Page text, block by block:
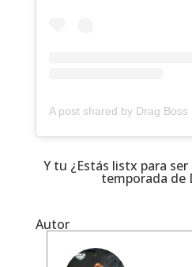
Y tu ¿Estás listx para
temporada de
Autor